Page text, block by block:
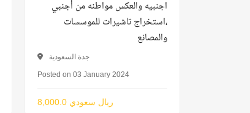
اجنبيه والعكس مواطنه من أجنبي
،استخراج تاشيرات للموسسات
والمصانع
جدة السعودية
Posted on 03 January 2024
8,000.0 ريال سعودي